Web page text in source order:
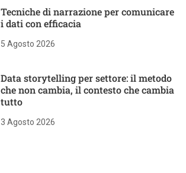
Tecniche di narrazione per comunicare
i dati con efficacia
5 Agosto 2026
Data storytelling per settore: il metodo
che non cambia, il contesto che cambia
tutto
3 Agosto 2026